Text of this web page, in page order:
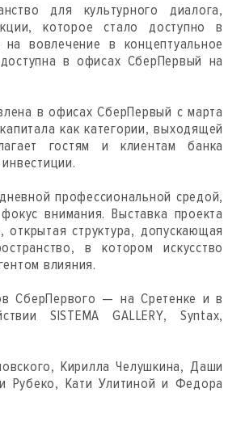
для культурного диалога,
которое стало доступно в
вовлечение в концептуальное
в офисах СберПервый на
в офисах СберПервый с марта
как категории, выходящей
гостям и клиентам банка
профессиональной средой,
внимания. Выставка проекта
структура, допускающая
в котором искусство
влияния.
СберПервого — на Сретенке и в
SISTEMA GALLERY, Syntax,
Кирилла Челушкина, Даши
Рубеко, Кати Улитиной и Федора